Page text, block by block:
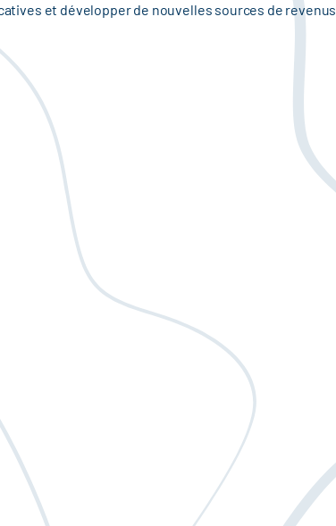
et développer de nouvelles sources de revenus